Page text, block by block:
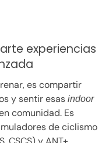
experiencias
es compartir
y sentir esas indoor
comunidad. Es
de ciclismo